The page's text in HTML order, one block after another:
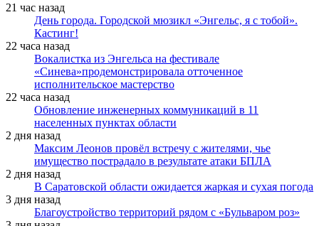
21 час назад
День города. Городской мюзикл «Энгельс, я с тобой».
Кастинг!
22 часа назад
Вокалистка из Энгельса на фестивале
«Синева»продемонстрировала отточенное
исполнительское мастерство
22 часа назад
Обновление инженерных коммуникаций в 11
населенных пунктах области
2 дня назад
Максим Леонов провёл встречу с жителями, чье
имущество пострадало в результате атаки БПЛА
2 дня назад
В Саратовской области ожидается жаркая и сухая погода
3 дня назад
Благоустройство территорий рядом с «Бульваром роз»